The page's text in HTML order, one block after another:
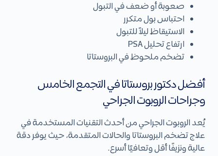
صعوبة أو ضعف في التبول
احتباس بول متكرر
الاستيقاظ ليلاً للتبول
ارتفاع تحليل PSA
تضخم ملحوظ في البروستاتا
أفضل دكتور بروستاتا في التجمع الخامس
وجراحات الروبوت الجراحي
يُعد الروبوت الجراحي من أحدث التقنيات المستخدمة في
علاج تضخم البروستاتا والحالات المتقدمة، حيث يوفر دقة
عالية ونزيفًا أقل وتعافيًا أسرع.